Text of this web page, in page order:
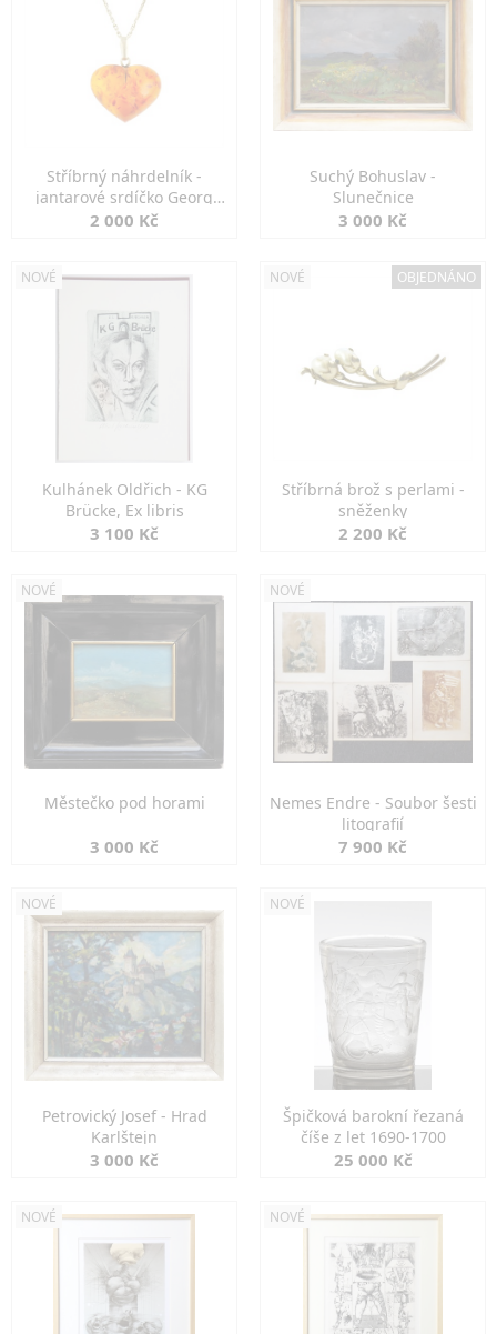
Stříbrný náhrdelník -
jantarové srdíčko Georg
Kramer
2 000 Kč
Suchý Bohuslav -
Slunečnice
3 000 Kč
NOVÉ
Kulhánek Oldřich - KG
Brücke, Ex libris
3 100 Kč
NOVÉ OBJEDNÁNO
Stříbrná brož s perlami -
sněženky
2 200 Kč
NOVÉ
Městečko pod horami
3 000 Kč
NOVÉ
Nemes Endre - Soubor šesti
litografií
7 900 Kč
NOVÉ
Petrovický Josef - Hrad
Karlštejn
3 000 Kč
NOVÉ
Špičková barokní řezaná
číše z let 1690-1700
25 000 Kč
NOVÉ NOVÉ